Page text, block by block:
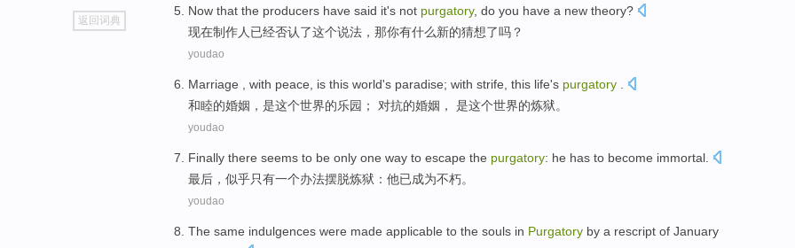
go
top
返回词典
Now that the producers have said it's not purgatory, do you have a new theory?
现在制作人 已经否认了这个说法， 那你有什么新的猜想了吗？
youdao
Marriage with peace is this world's paradise; with strife, this life's purgatory
和睦的婚姻 ， 是这个世界的乐园 ； 对抗的婚姻， 是这个世界的炼狱。
youdao
Finally there seems to be only one way to escape the purgatory: he has to become immortal
最后 ， 似乎只有一个办法摆脱炼狱 ： 他已成为不朽。
youdao
The same indulgences were made applicable to the souls in Purgatory by a rescript of January